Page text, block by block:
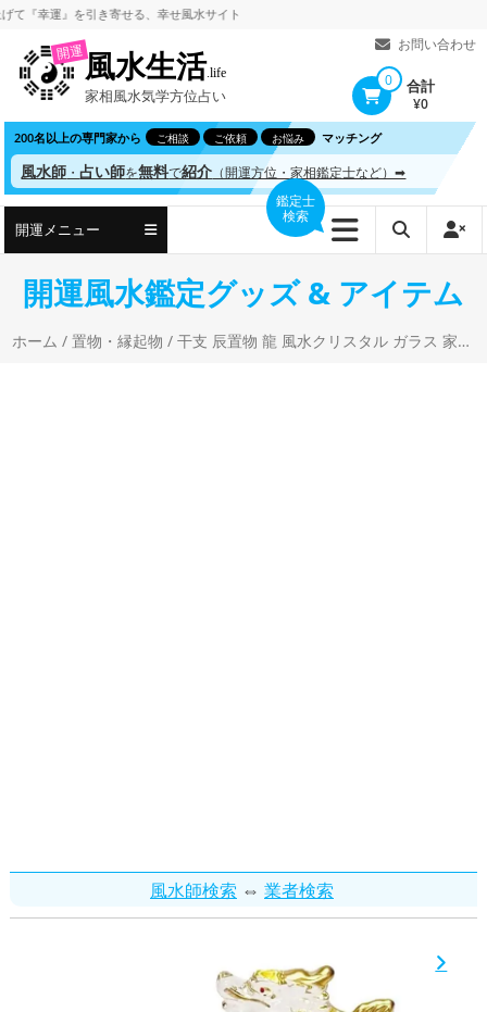
コ
ツ
へ
ス
ッ
運』を引き寄せる、幸せ風水サイト
お問い合わせ
開運風水生活.life
家相風水気学方位占い
0 合計
¥0
200名以上の専門家から ご相談 ご依頼 お悩み マッチング
風水師 ・占い師を無料で紹介 （開運方位・家相鑑定士など）➡
開運メニュー
鑑定士
検索
開運風水鑑定グッズ & アイテム
ホーム /置物・縁起物 / 干支 辰置物 龍 風水クリスタル ガラス 家庭用 業務用
風水師検索 ⇔ 業者検索